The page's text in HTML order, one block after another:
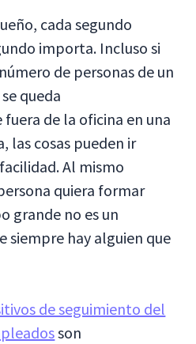
cada segundo
importa. Incluso si
de personas de un
queda
de la oficina en una
las cosas pueden ir
Al mismo
quiera formar
grande no es un
siempre hay alguien que
de seguimiento del
son